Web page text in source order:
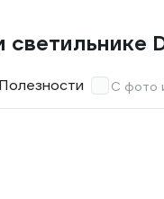
Полезности С фото